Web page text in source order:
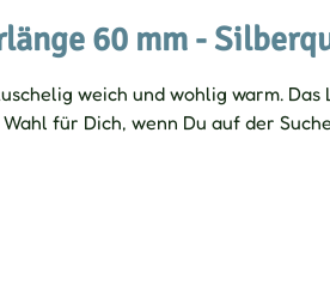
60 mm -
weich und wohlig warm.
für Dich, wenn Du auf der